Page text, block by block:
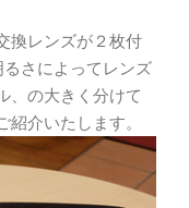
換レンズが２枚付
さによってレンズ
、の大きく分けて
介いたします。